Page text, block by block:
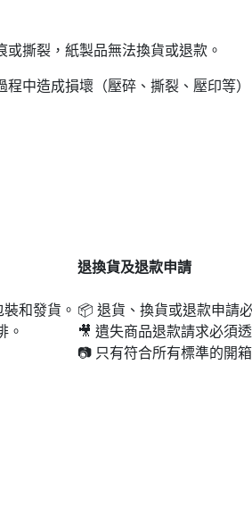
撕裂，紙製品無法換貨或退款。
中造成損壞（壓碎、撕裂、壓印等
和發貨。
。
退換貨及退款申請
📦 退貨、換貨或退款申請
🎥 遺失商品退款請求必須
📷 只有符合所有標準的開